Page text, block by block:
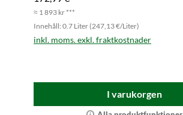
≈ 1 893 kr ***
Innehåll: 0.7 Liter (247,13 €/Liter)
inkl. moms. exkl. fraktkostnader
I varukorgen